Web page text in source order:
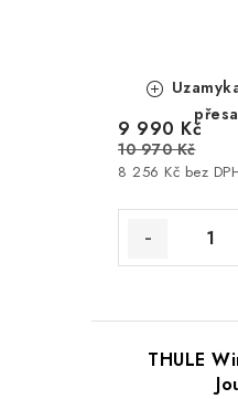
8 256 Kč bez
9 990 Kč
10 970 Kč
THULE